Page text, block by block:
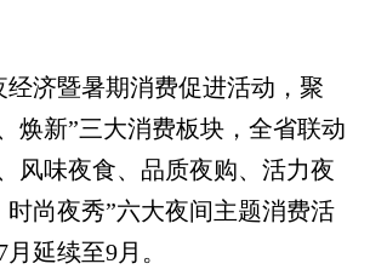
济暨暑期消费促进活动，聚
焕新”三大消费板块，全省联动
风味夜食、品质夜购、活力夜
尚夜秀”六大夜间主题消费活
延续至9月。